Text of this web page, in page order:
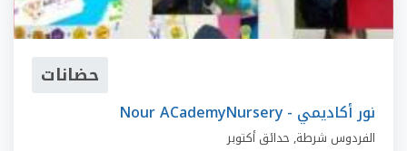
حضانات
Nour ACademyNursery - نور أكاديمي
الفردوس شرطة, حدائق أكتوبر